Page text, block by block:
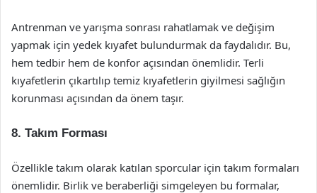
Antrenman ve yarışma sonrası rahatlamak ve değişim
yapmak için yedek kıyafet bulundurmak da faydalıdır. Bu,
hem tedbir hem de konfor açısından önemlidir. Terli
kıyafetlerin çıkartılıp temiz kıyafetlerin giyilmesi sağlığın
korunması açısından da önem taşır.
8. Takım Forması
Özellikle takım olarak katılan sporcular için takım formaları
önemlidir. Birlik ve beraberliği simgeleyen bu formalar,